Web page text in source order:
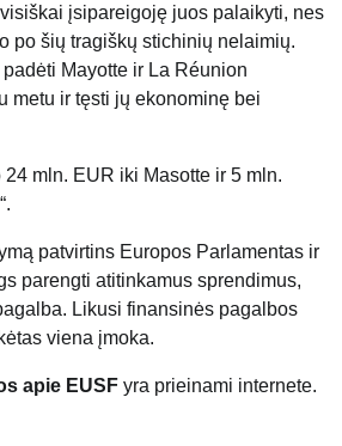
įsipareigoję juos palaikyti, nes
po šių tragiškų stichinių nelaimių.
Mayotte ir La Réunion
metu ir tęsti jų ekonominę bei
mln. EUR iki Masotte ir 5 mln.
patvirtins Europos Parlamentas ir
parengti atitinkamus sprendimus,
Likusi finansinės pagalbos
viena įmoka.
apie EUSF yra prieinami internete.